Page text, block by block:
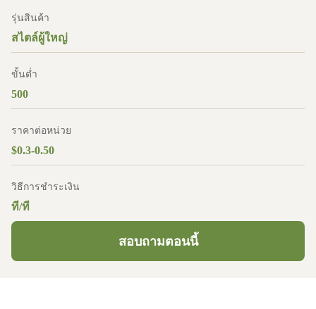
รุ่นสินค้า
สไตล์ผู้ใหญ่
ขั้นต่ำ
500
ราคาต่อหน่วย
$0.3-0.50
วิธีการชำระเงิน
ที/ที
สอบถามตอนนี้